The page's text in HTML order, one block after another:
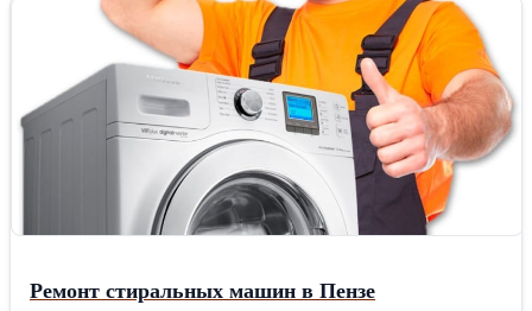
Ремонт стиральных машин в Пензе